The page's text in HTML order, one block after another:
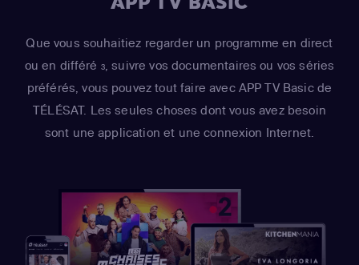
Que vous souhaitiez regarder un programme en direct
ou en différé 3
, suivre vos documentaires ou vos séries
préférés, vous pouvez tout faire avec APP TV Basic de
TÉLÉSAT. Les seules choses dont vous avez besoin
sont une application et une connexion Internet.